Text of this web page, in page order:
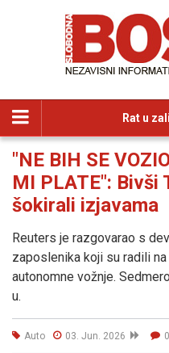
Rat u
"NE BIH SE
MI PLATE": Bivši
šokirali izjavama
Reuters je razgovarao s
zaposlenika koji su radili
autonomne vožnje.
u.
Auto 03. Jun. 2026 0